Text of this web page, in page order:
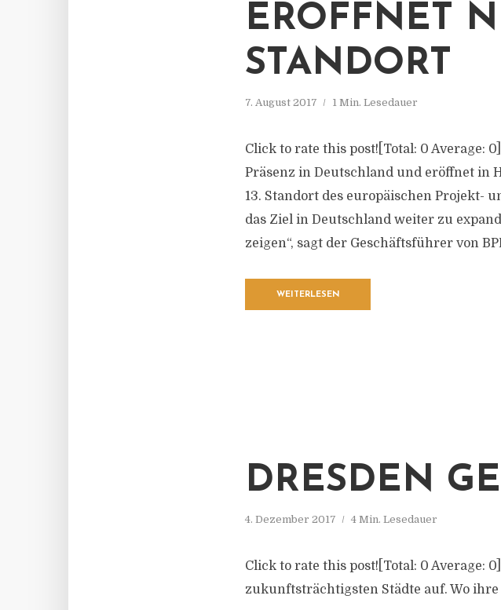
ERÖFFNET
STANDORT
7. August 2017 1 Min. Lesedauer
Click to rate this post![Total: 0 Average:
Präsenz in Deutschland und eröffnet in
13. Standort des europäischen Projekt-
das Ziel in Deutschland weiter zu
zeigen“, sagt der Geschäftsführer von
WEITERLESEN
DRESDEN
4. Dezember 2017 4 Min. Lesedauer
Click to rate this post![Total: 0 Average:
zukunftsträchtigsten Städte auf. Wo